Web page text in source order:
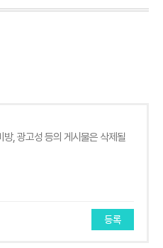
등록